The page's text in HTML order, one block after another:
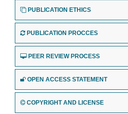
PUBLICATION ETHICS
PUBLICATION PROCCES
PEER REVIEW PROCESS
OPEN ACCESS STATEMENT
COPYRIGHT AND LICENSE